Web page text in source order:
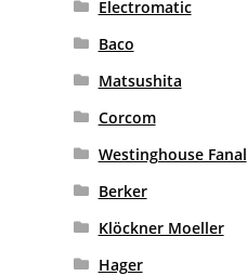
Electromatic
Baco
Matsushita
Corcom
Westinghouse Fanal
Berker
Klöckner Moeller
Hager